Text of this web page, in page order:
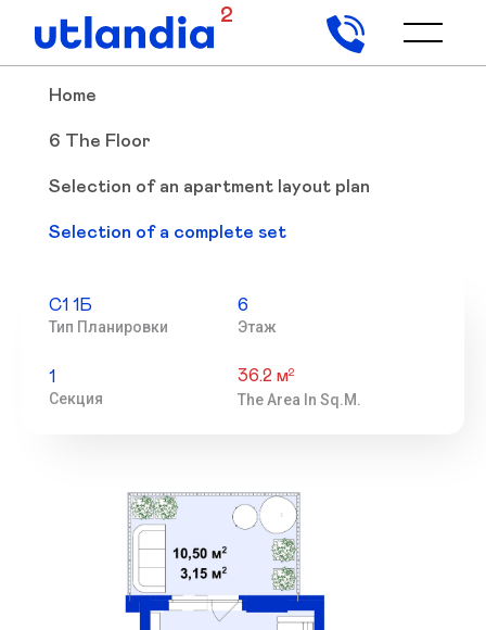
2
Home
6 The Floor
Selection of an apartment layout plan
Selection of a complete set
С1 1Б
Тип Планировки
6
Этаж
1
Секция
36.2 м2
The Area In Sq.m.